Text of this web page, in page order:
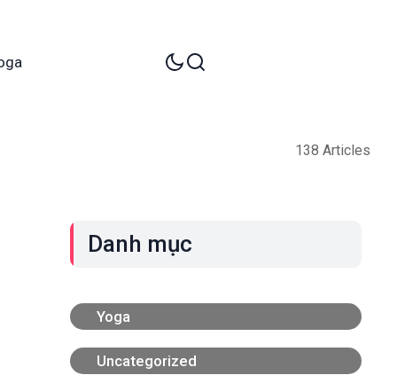
138 Articles
Danh mục
Yoga
Uncategorized